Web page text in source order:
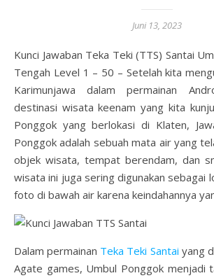
Juni 13, 2023
Kunci Jawaban Teka Teki (TTS) Santai Umbul Ponggok Jawa
Tengah Level 1 – 50 – Setelah kita
Karimunjawa dalam permainan
destinasi wisata keenam yang kita
Ponggok yang berlokasi di Klaten,
Ponggok adalah sebuah mata air yang
objek wisata, tempat berendam, dan
wisata ini juga sering digunakan sebagai
foto di bawah air karena keindahannya
Dalam permainan Teka Teki Santai yang
Agate games, Umbul Ponggok menjadi